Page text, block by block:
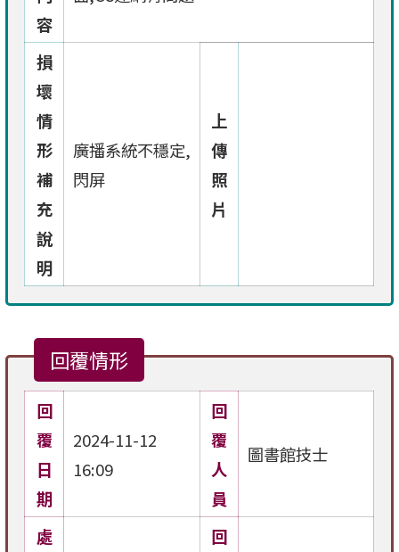
容
損
壞
情
形
補
充
說
明
廣播系統不穩定,
閃屏
上
傳
照
片
回覆情形
回
覆
日
期
2024-11-12
16:09
回
覆
人
員
圖書館技士
處
回